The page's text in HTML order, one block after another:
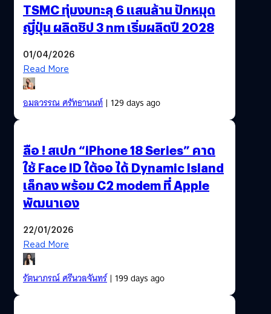
TSMC ทุ่มงบทะลุ 6 แสนล้าน ปักหมุด
ญี่ปุ่น ผลิตชิป 3 nm เริ่มผลิตปี 2028
01/04/2026
Read More
อมลวรรณ ศรัทธานนท์| 129 days ago
ลือ ! สเปก “iPhone 18 Series” คาด
ใช้ Face ID ใต้จอ ได้ Dynamic Island
เล็กลง พร้อม C2 modem ที่ Apple
พัฒนาเอง
22/01/2026
Read More
รัตนาภรณ์ ศรีนวลจันทร์| 199 days ago